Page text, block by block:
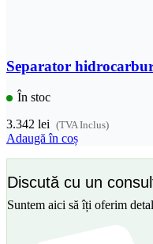
Separator
În stoc
3.342 lei (TVA Inclus)
Adaugă în coș
Discută cu un
Suntem aici să îți oferim